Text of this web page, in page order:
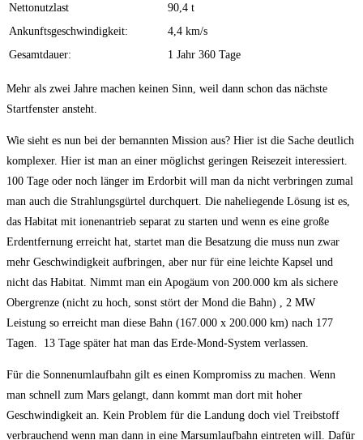
Nettonutzlast
90,4 t
Ankunftsgeschwindigkeit:
4,4 km/s
Gesamtdauer:
1 Jahr 360 Tage
Mehr als zwei Jahre machen keinen Sinn, weil dann schon das nächste
Startfenster ansteht.
Wie sieht es nun bei der bemannten Mission aus? Hier ist die Sache deutlich
komplexer. Hier ist man an einer möglichst geringen Reisezeit interessiert.
100 Tage oder noch länger im Erdorbit will man da nicht verbringen zumal
man auch die Strahlungsgürtel durchquert. Die naheliegende Lösung ist es,
das Habitat mit ionenantrieb separat zu starten und wenn es eine große
Erdentfernung erreicht hat, startet man die Besatzung die muss nun zwar
mehr Geschwindigkeit aufbringen, aber nur für eine leichte Kapsel und
nicht das Habitat. Nimmt man ein Apogäum von 200.000 km als sichere
Obergrenze (nicht zu hoch, sonst stört der Mond die Bahn) , 2 MW
Leistung so erreicht man diese Bahn (167.000 x 200.000 km) nach 177
Tagen. 13 Tage später hat man das Erde-Mond-System verlassen.
Für die Sonnenumlaufbahn gilt es einen Kompromiss zu machen. Wenn
man schnell zum Mars gelangt, dann kommt man dort mit hoher
Geschwindigkeit an. Kein Problem für die Landung doch viel Treibstoff
verbrauchend wenn man dann in eine Marsumlaufbahn eintreten will. Dafür